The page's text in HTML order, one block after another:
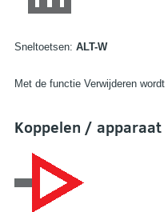
Sneltoetsen: ALT-W
Met de functie Verwijderen
Koppelen / apparaat